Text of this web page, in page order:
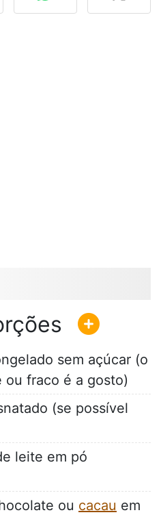
sem açúcar (o
fraco é a gosto)
(se possível
leite em pó
ou cacau em